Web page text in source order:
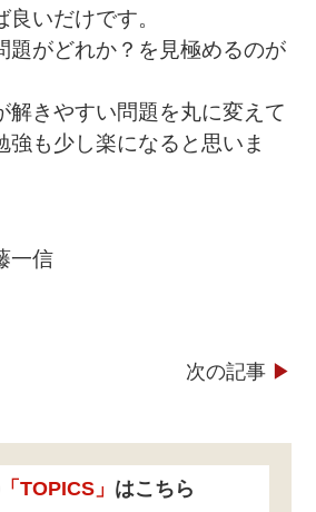
良いだけです。
題がどれか？を見極めるのが
解きやすい問題を丸に変えて
強も少し楽になると思いま
一信
次の記事 ▶︎
「TOPICS」 はこちら